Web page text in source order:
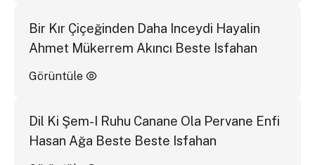
Bir Kır Çiçeğinden Daha Inceydi Hayalin
Ahmet Mükerrem Akıncı Beste Isfahan
Görüntüle
Dil Ki Şem-I Ruhu Canane Ola Pervane Enfi
Hasan Ağa Beste Beste Isfahan